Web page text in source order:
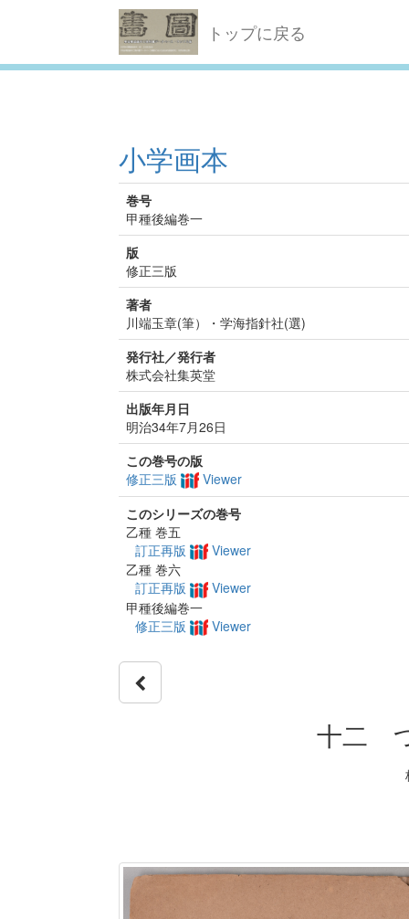
トップに戻る
小学画本
巻号
甲種後編巻一
版
修正三版
著者
川端玉章(筆）・学海指針社(選)
発行社／発行者
株式会社集英堂
出版年月日
明治34年7月26日
この巻号の版
修正三版
Viewer
このシリーズの巻号
乙種 巻五
訂正再版
Viewer
乙種 巻六
訂正再版
Viewer
甲種後編巻一
修正三版
Viewer
十二